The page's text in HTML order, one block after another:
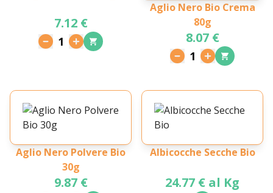
7.12 €
1
Aglio Nero Bio Crema
80g
8.07 €
1
Aglio Nero Polvere Bio
30g
9.87 €
Albicocche Secche Bio
24.77 € al Kg